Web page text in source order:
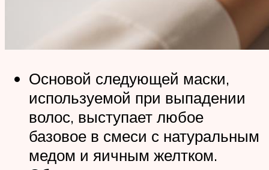
Основой следующей маски,
используемой при выпадении
волос, выступает любое
базовое в смеси с натуральным
медом и яичным желтком.